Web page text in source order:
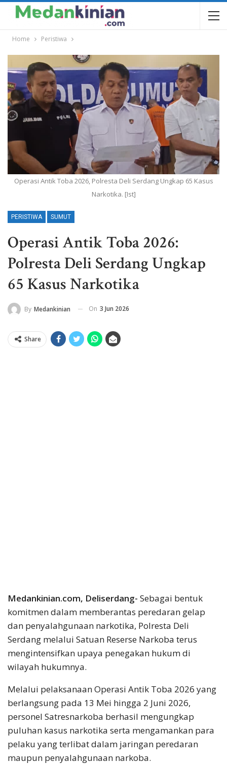
Home Peristiwa
Operasi Antik Toba 2026, Polresta Deli Serdang Ungkap 65 Kasus
Narkotika. [Ist]
PERISTIWA SUMUT
Operasi Antik Toba 2026:
Polresta Deli Serdang Ungkap
65 Kasus Narkotika
By Medankinian On 3 Jun 2026
Share
Medankinian.com, Deliserdang- Sebagai bentuk
komitmen dalam memberantas peredaran gelap
dan penyalahgunaan narkotika, Polresta Deli
Serdang melalui Satuan Reserse Narkoba terus
mengintensifkan upaya penegakan hukum di
wilayah hukumnya.
Melalui pelaksanaan Operasi Antik Toba 2026 yang
berlangsung pada 13 Mei hingga 2 Juni 2026,
personel Satresnarkoba berhasil mengungkap
puluhan kasus narkotika serta mengamankan para
pelaku yang terlibat dalam jaringan peredaran
maupun penyalahgunaan narkoba.